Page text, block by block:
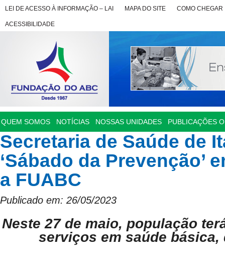
LEI DE ACESSO À INFORMAÇÃO – LAI MAPA DO SITE COMO CHEGAR
ACESSIBILIDADE
QUEM SOMOS NOTÍCIAS NOSSAS UNIDADES PUBLICAÇÕES
Secretaria de Saúde de
‘Sábado da Prevenção’
a FUABC
Publicado em: 26/05/2023
Neste 27 de maio, população
serviços em saúde básica,